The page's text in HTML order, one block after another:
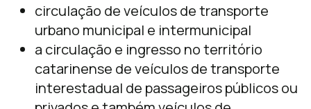
circulação de veículos de transporte
urbano municipal e intermunicipal
a circulação e ingresso no território
catarinense de veículos de transporte
interestadual de passageiros públicos ou